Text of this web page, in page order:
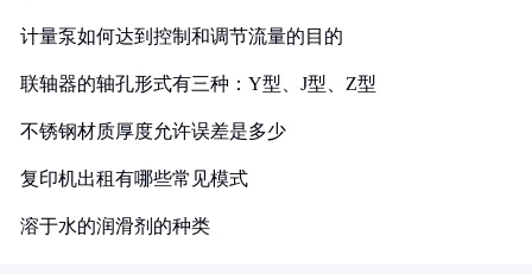
计量泵如何达到控制和调节流量的目的
联轴器的轴孔形式有三种：Y型、J型、Z型
不锈钢材质厚度允许误差是多少
复印机出租有哪些常见模式
溶于水的润滑剂的种类